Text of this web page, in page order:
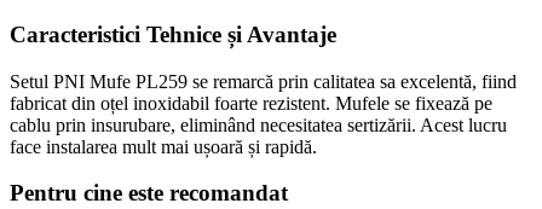
Caracteristici Tehnice și Avantaje
Setul PNI Mufe PL259 se remarcă prin calitatea sa excelentă, fiind
fabricat din oțel inoxidabil foarte rezistent. Mufele se fixează pe
cablu prin insurubare, eliminând necesitatea sertizării. Acest lucru
face instalarea mult mai ușoară și rapidă.
Pentru cine este recomandat